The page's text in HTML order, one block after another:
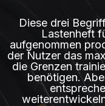
Diese drei
Lastenheft
aufgenommen
der Nutzer das
die Grenzen
benötigen.